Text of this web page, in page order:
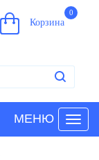
Корзина
0
МЕНЮ